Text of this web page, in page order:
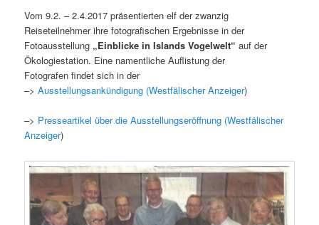
Vom 9.2. – 2.4.2017 präsentierten elf der zwanzig
Reiseteilnehmer ihre fotografischen Ergebnisse in der
Fotoausstellung „Einblicke in Islands Vogelwelt“ auf der
Ökologiestation. Eine namentliche Auflistung der
Fotografen findet sich in der
–>Ausstellungsankündigung (Westfälischer Anzeiger)
–> Presseartikel über die Ausstellungseröffnung (Westfälischer
Anzeiger)